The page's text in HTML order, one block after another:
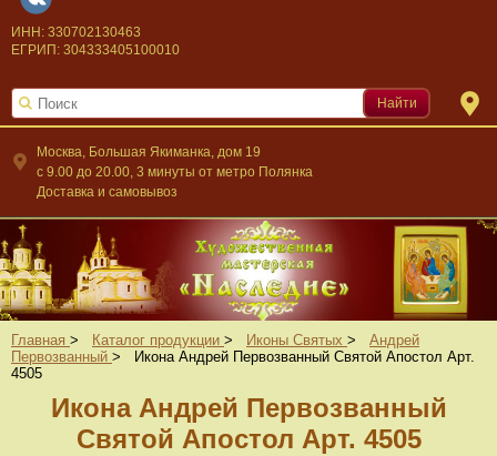
Москва, Большая Якиманка, дом 19
c 9.00 до 20.00, 3 минуты от метро Полянка
Доставка и самовывоз
ИНН: 330702130463
ЕГРИП: 304333405100010
Найти
Главная > Каталог продукции > Иконы Святых >
Андрей
Первозванный >
Икона Андрей Первозванный Святой Апостол Арт.
4505
Икона Андрей Первозванный
Святой Апостол Арт. 4505